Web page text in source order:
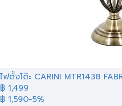
ไฟตั้งโต๊ะ CARINI MTR1438
฿ 1,499
฿ 1,590-5%